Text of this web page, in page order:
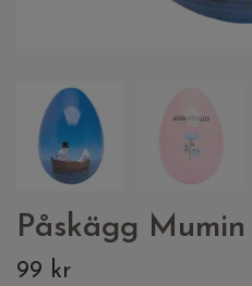
Påskägg Mumin
99 kr